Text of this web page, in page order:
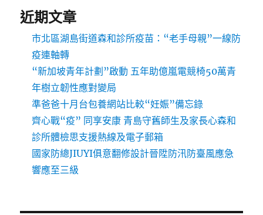
近期文章
市北區湖島街道森和診所疫苗：“老手母親”一線防
疫連軸轉
“新加坡青年計劃”啟動 五年助億嵐電競椅50萬青
年樹立韌性應對變局
準爸爸十月台包養網站比較“妊娠”備忘錄
齊心戰“疫” 同享安康 青島守舊師生及家長心森和
診所體檢思支援熱線及電子郵箱
國家防總JIUYI俱意翻修設計晉陞防汛防臺風應急
響應至三級